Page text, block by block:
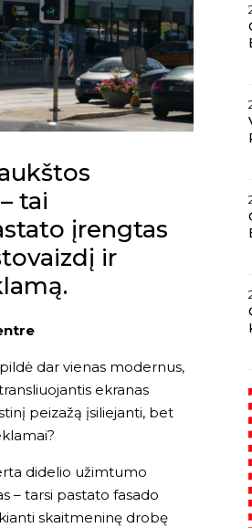
tai
įrengtas
ir
dar vienas modernus,
ekranas
peizažą įsiliejanti, bet
didelio užimtumo
– tarsi pastato fasado
skaitmeninę drobę